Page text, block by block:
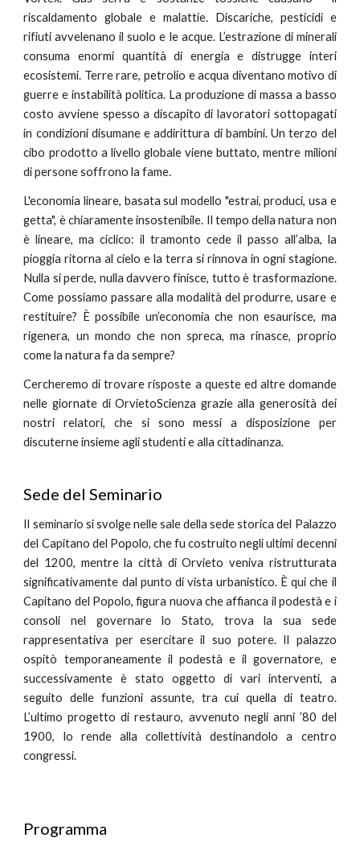
riscaldamento globale e malattie. Discariche, pesticidi e
rifiuti avvelenano il suolo e le acque. L’estrazione di minerali
consuma enormi quantità di energia e distrugge interi
ecosistemi. Terre rare, petrolio e acqua diventano motivo di
guerre e instabilità politica. La produzione di massa a basso
costo avviene spesso a discapito di lavoratori sottopagati
in condizioni disumane e addirittura di bambini. Un terzo del
cibo prodotto a livello globale viene buttato, mentre milioni
di persone soffrono la fame.
L'economia lineare, basata sul modello "estrai, produci, usa e
getta", è chiaramente insostenibile. Il tempo della natura non
è lineare, ma ciclico: il tramonto cede il passo all’alba, la
pioggia ritorna al cielo e la terra si rinnova in ogni stagione.
Nulla si perde, nulla davvero finisce, tutto è trasformazione.
Come possiamo passare alla modalità del produrre, usare e
restituire? È possibile un’economia che non esaurisce, ma
rigenera, un mondo che non spreca, ma rinasce, proprio
come la natura fa da sempre?
Cercheremo di trovare risposte a queste ed altre domande
nelle giornate di OrvietoScienza grazie alla generosità dei
nostri relatori, che si sono messi a disposizione per
discuterne insieme agli studenti e alla cittadinanza.
Sede del Seminario
Il seminario si svolge nelle sale della sede storica del Palazzo
del Capitano del Popolo, che fu costruito negli ultimi decenni
del 1200, mentre la città di Orvieto veniva ristrutturata
significativamente dal punto di vista urbanistico. È qui che il
Capitano del Popolo, figura nuova che affianca il podestà e i
consoli nel governare lo Stato, trova la sua sede
rappresentativa per esercitare il suo potere. Il palazzo
ospitò temporaneamente il podestà e il governatore, e
successivamente è stato oggetto di vari interventi, a
seguito delle funzioni assunte, tra cui quella di teatro.
L’ultimo progetto di restauro, avvenuto negli anni ’80 del
1900, lo rende alla collettività destinandolo a centro
congressi.
Programma